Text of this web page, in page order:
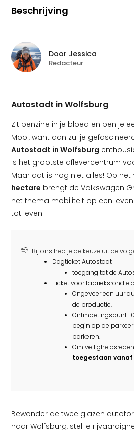
Beschrijving
Autostadt in Wolfsburg
Zit benzine in je bloed en ben je
Mooi, want dan zul je
Autostadt in Wolfsburg
is het grootste aflevercentrum
Maar dat is nog niet alles! Op het
hectare brengt de Volkswagen
het thema mobiliteit op een
tot leven.
Bij ons heb je de keuze uit de
Dagticket Autostadt
toegang tot de
Ticket voor
Ongeveer een uur
de productie.
Ontmoetingspunt:
begin op de
parkeren.
Om
toegestaan vanaf
Bewonder de twee glazen
naar Wolfsburg, stel je
Door Jessica
Redacteur